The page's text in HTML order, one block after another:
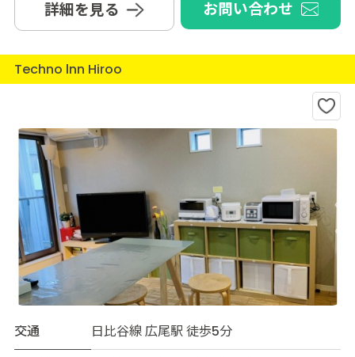
詳細を見る お問い合わせ
Techno lnn Hiroo
交通
日比谷線 広尾駅 徒歩5分